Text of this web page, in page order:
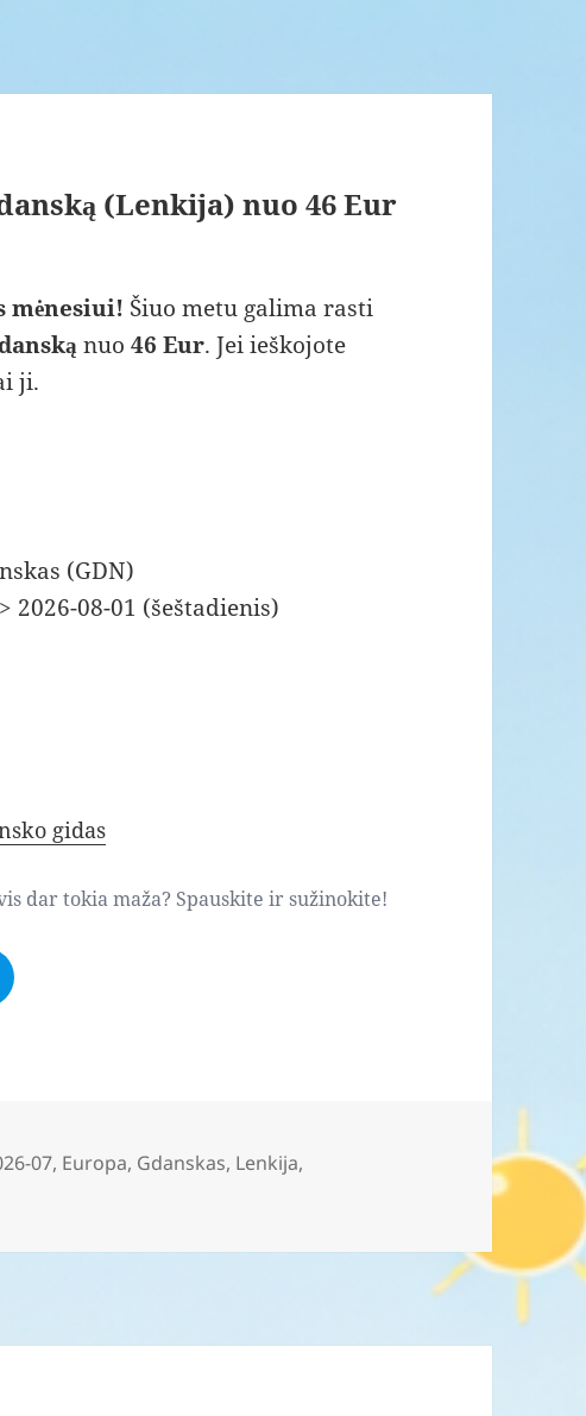
(Lenkija) nuo 46 Eur
mėnesiui! Šiuo metu galima rasti
nuo46 Eur. Jei ieškojote
ji.
(GDN)
2026-08-01 (šeštadienis)
gidas
dar tokia maža? Spauskite ir sužinokite!
07, Europa, Gdanskas, Lenkija,